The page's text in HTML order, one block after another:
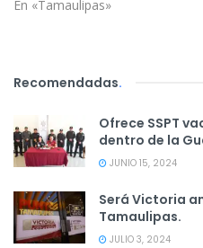
En «Tamaulipas»
Recomendadas.
Ofrece SSPT
dentro de la
JUNIO 15, 2024
Será Victoria
Tamaulipas.
JULIO 3, 2024